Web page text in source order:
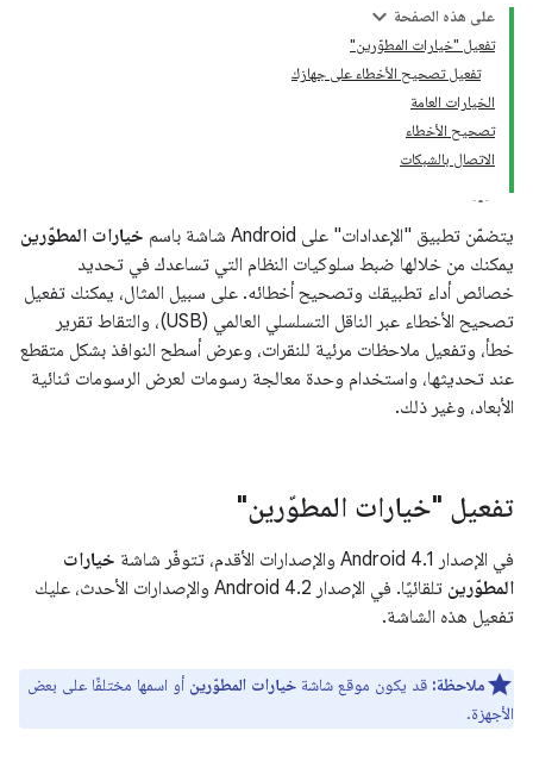
على هذه الصفحة
تفعيل "خيارات المطوّرين"
تفعيل تصحيح الأخطاء على جهازك
الخيارات العامة
تصحيح الأخطاء
الاتصال بالشبكات
يتضمّن تطبيق "الإعدادات" على Android شاشة باسم
خيارات المطوّرين
يمكنك من خلالها ضبط سلوكيات النظام التي تساعدك في تحديد
خصائص أداء تطبيقك وتصحيح أخطائه. على سبيل المثال، يمكنك تفعيل
تصحيح الأخطاء عبر الناقل التسلسلي العالمي (USB)، والتقاط تقرير
خطأ، وتفعيل ملاحظات مرئية للنقرات، وعرض أسطح النوافذ بشكل متقطع
عند تحديثها، واستخدام وحدة معالجة رسومات لعرض الرسومات ثنائية
الأبعاد، وغير ذلك.
تفعيل "خيارات المطوّرين"
في الإصدار Android 4.1 والإصدارات الأقدم، تتوفّر شاشة
خيارات
المطوّرين
تلقائيًا. في الإصدار Android 4.2 والإصدارات الأحدث، عليك
تفعيل هذه الشاشة.
ملاحظة: قد يكون موقع شاشة خيارات المطوّرين أو اسمها مختلفًا على بعض
الأجهزة.